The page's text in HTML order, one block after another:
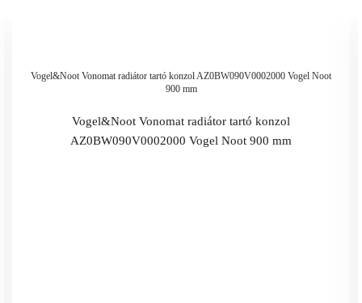
Vogel&Noot Vonomat radiátor tartó konzol AZ0BW090V0002000 Vogel Noot
900 mm
Vogel&Noot Vonomat radiátor tartó konzol
AZ0BW090V0002000 Vogel Noot 900 mm